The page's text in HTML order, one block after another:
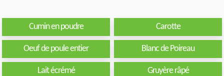
Cumin en poudre Carotte
Oeuf de poule entier Blanc de Poireau
Lait écrémé Gruyère râpé